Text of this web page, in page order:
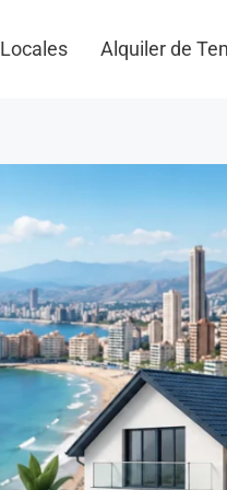
Locales Alquiler de